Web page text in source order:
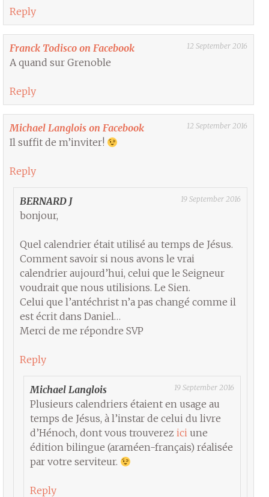
Reply
Franck Todisco on Facebook 12 September 2016
A quand sur Grenoble
Reply
Michael Langlois on Facebook 12 September 2016
Il suffit de m’inviter!
Reply
BERNARD J 19 September 2016
bonjour,
Quel calendrier était utilisé au temps de Jésus.
Comment savoir si nous avons le vrai
calendrier aujourd’hui, celui que le Seigneur
voudrait que nous utilisions. Le Sien.
Celui que l’antéchrist n’a pas changé comme il
est écrit dans Daniel…
Merci de me répondre SVP
Reply
Michael Langlois 19 September 2016
Plusieurs calendriers étaient en usage au
temps de Jésus, à l’instar de celui du livre
d’Hénoch, dont vous trouverez ici une
édition bilingue (araméen-français) réalisée
par votre serviteur.
Reply